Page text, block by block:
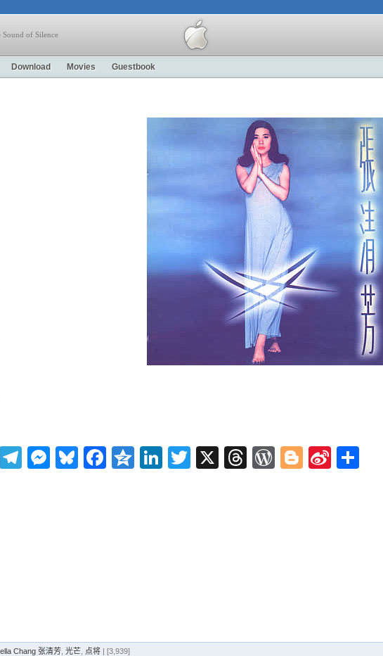
Sound of Silence
Download Movies Guestbook
TeamsTelegram
Messenger
Bluesky
Facebook
Qzone
LinkedIn
Twitter
X Threads
WordPress
Blogger
Sina
Chang 张清芳 光芒 点将 | [3,939]